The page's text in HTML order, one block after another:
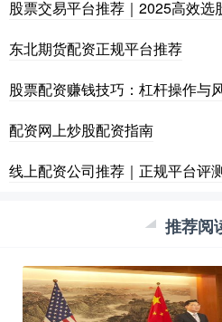
股票交易平台推荐｜2025高效选
东北期货配资正规平台推荐
股票配资赚钱技巧：杠杆操作与
配资网上炒股配资指南
线上配资公司推荐｜正规平台评
推荐阅